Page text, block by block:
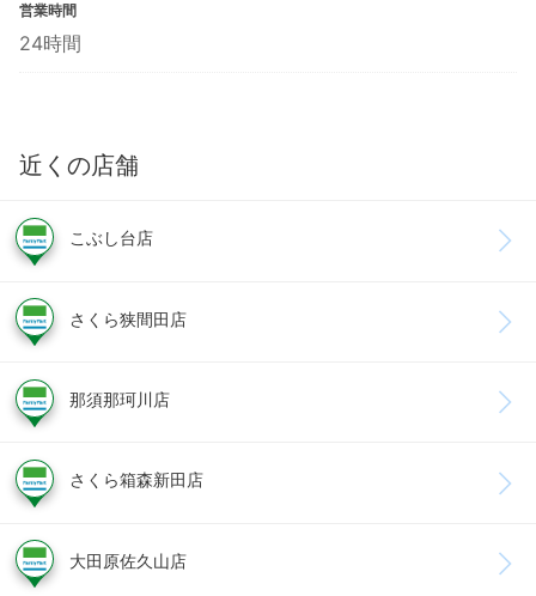
営業時間
24時間
近くの店舗
こぶし台店
さくら狭間田店
那須那珂川店
さくら箱森新田店
大田原佐久山店